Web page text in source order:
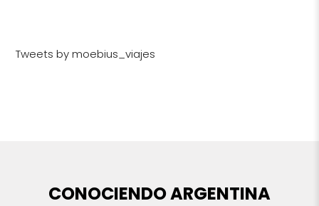
Tweets by moebius_viajes
CONOCIENDO ARGENTINA